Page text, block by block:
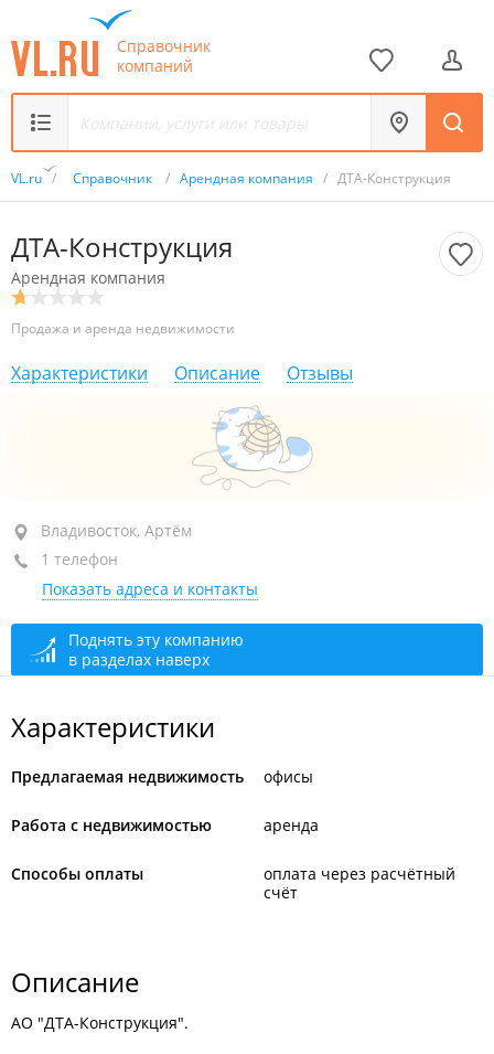
Справочник
компаний
VL.ru / Справочник / Арендная компания / ДТА-Конструкция
ДТА-Конструкция
Арендная компания
Продажа и аренда недвижимости
Характеристики Описание Отзывы
район "Эгершельд", ул. Верхнепортовая, 41
открыто: 08:30–17:30, перерыв: 12:30–13:30
Владивосток, Артём
1 телефон
Показать адреса и контакты
Поднять эту компанию
в разделах наверх
Характеристики
Предлагаемая недвижимость офисы
Работа с недвижимостью аренда
Способы оплаты
оплата через расчётный
счёт
Описание
АО "ДТА-Конструкция".